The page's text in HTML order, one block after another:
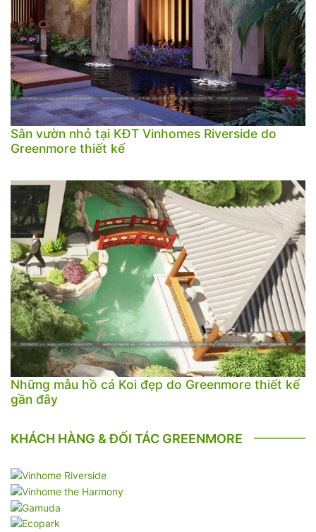
Sân vườn nhỏ tại KĐT Vinhomes Riverside do
Greenmore thiết kế
Những mẫu hồ cá Koi đẹp do Greenmore thiết kế
gần đây
KHÁCH HÀNG & ĐỐI TÁC GREENMORE